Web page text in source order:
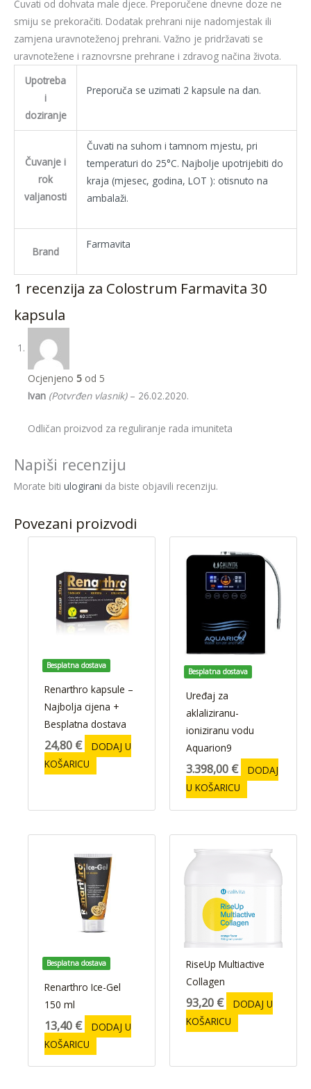
Čuvati od dohvata male djece. Preporučene dnevne doze ne
smiju se prekoračiti. Dodatak prehrani nije nadomjestak ili
zamjena uravnoteženoj prehrani. Važno je pridržavati se
uravnotežene i raznovrsne prehrane i zdravog načina života.
Upotreba
i
doziranje
Preporuča se uzimati 2 kapsule na dan.
Čuvanje i
rok
valjanosti
Čuvati na suhom i tamnom mjestu, pri
temperaturi do 25°C. Najbolje upotrijebiti do
kraja (mjesec, godina, LOT ): otisnuto na
ambalaži.
Brand
Farmavita
1 recenzija za Colostrum Farmavita 30
kapsula
Ocjenjeno 5 od 5
Ivan (Potvrđen vlasnik) – 26.02.2020.
Odličan proizvod za reguliranje rada imuniteta
Napiši recenziju
Morate biti ulogirani da biste objavili recenziju.
Povezani proizvodi
Besplatna dostava
Renarthro kapsule –
Najbolja cijena +
Besplatna dostava
24,80 €
DODAJ U
KOŠARICU
Besplatna dostava
Uređaj za
aklaliziranu-
ioniziranu vodu
Aquarion9
3.398,00 €
DODAJ
U KOŠARICU
Besplatna dostava
Renarthro Ice-Gel
150 ml
13,40 €
DODAJ U
KOŠARICU
RiseUp Multiactive
Collagen
93,20 €
DODAJ U
KOŠARICU